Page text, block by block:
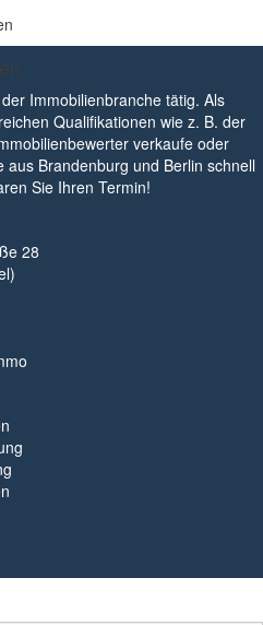
Immobilienbranche tätig. Als
Qualifikationen wie z. B. der
verkaufe oder
Brandenburg und Berlin schnell
Sie Ihren Termin!
28